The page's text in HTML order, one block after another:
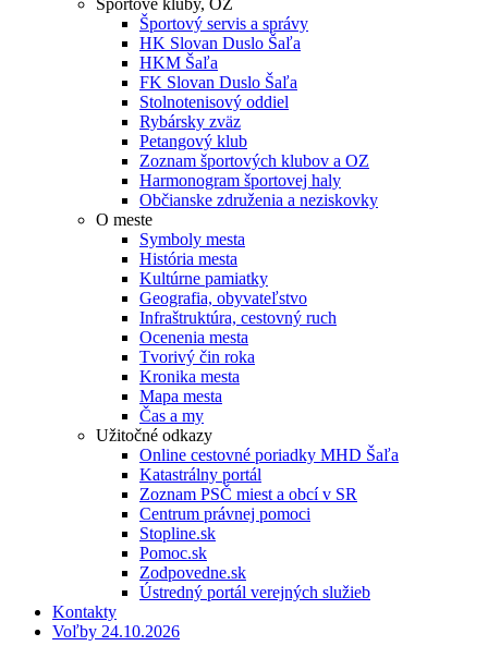
Športové kluby, OZ
Športový servis a správy
HK Slovan Duslo Šaľa
HKM Šaľa
FK Slovan Duslo Šaľa
Stolnotenisový oddiel
Rybársky zväz
Petangový klub
Zoznam športových klubov a OZ
Harmonogram športovej haly
Občianske združenia a neziskovky
O meste
Symboly mesta
História mesta
Kultúrne pamiatky
Geografia, obyvateľstvo
Infraštruktúra, cestovný ruch
Ocenenia mesta
Tvorivý čin roka
Kronika mesta
Mapa mesta
Čas a my
Užitočné odkazy
Online cestovné poriadky MHD Šaľa
Katastrálny portál
Zoznam PSČ miest a obcí v SR
Centrum právnej pomoci
Stopline.sk
Pomoc.sk
Zodpovedne.sk
Ústredný portál verejných služieb
Kontakty
Voľby 24.10.2026